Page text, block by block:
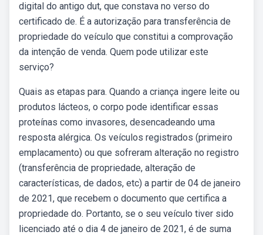
digital do antigo dut, que constava no verso do
certificado de. É a autorização para transferência de
propriedade do veículo que constitui a comprovação
da intenção de venda. Quem pode utilizar este
serviço?
Quais as etapas para. Quando a criança ingere leite ou
produtos lácteos, o corpo pode identificar essas
proteínas como invasores, desencadeando uma
resposta alérgica. Os veículos registrados (primeiro
emplacamento) ou que sofreram alteração no registro
(transferência de propriedade, alteração de
características, de dados, etc) a partir de 04 de janeiro
de 2021, que recebem o documento que certifica a
propriedade do. Portanto, se o seu veículo tiver sido
licenciado até o dia 4 de janeiro de 2021, é de suma